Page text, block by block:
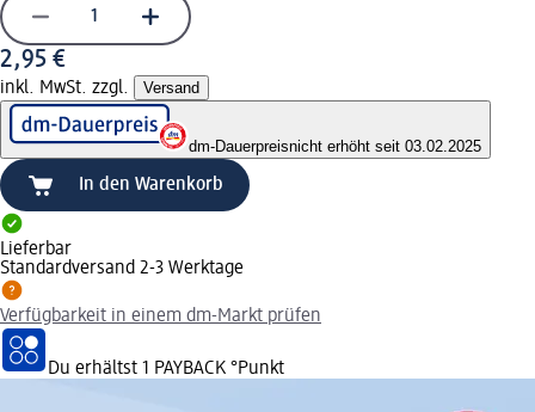
2,95 €
inkl. MwSt. zzgl. Versand
dm-Dauerpreisnicht erhöht seit 03.02.2025
In den Warenkorb
Lieferbar
Standardversand 2-3 Werktage
Verfügbarkeit in einem dm-Markt prüfen
Du erhältst 1 PAYBACK °Punkt